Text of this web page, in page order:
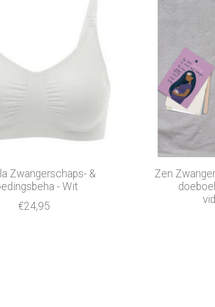
Zwangerschaps- &
- Wit
€24,95
Zen